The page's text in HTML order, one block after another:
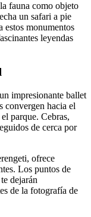
fauna como objeto
un safari a pie
estos monumentos
leyendas
impresionante ballet
convergen hacia el
parque. Cebras,
de cerca por
ofrece
Los puntos de
dejarán
de la fotografía de